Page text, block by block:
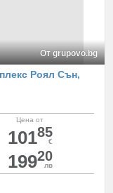
От grupovo.bg
Роял Сън,
Цена от
10185
€
19920
лв